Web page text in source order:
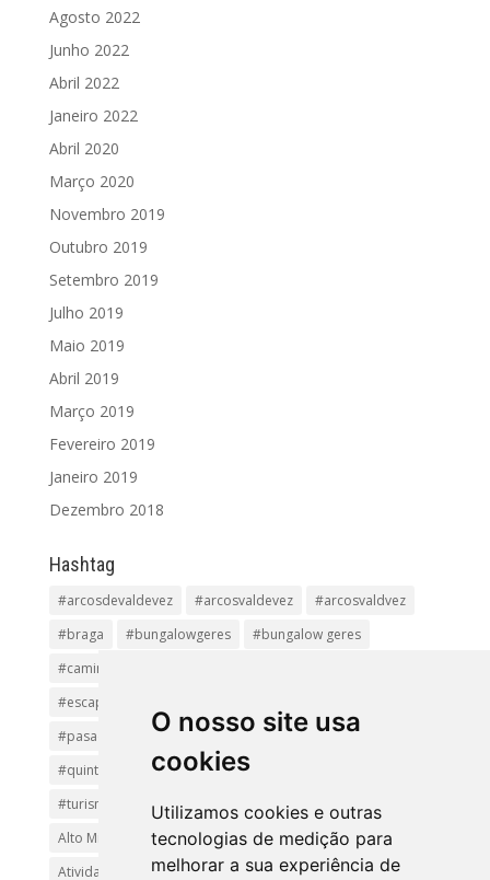
O nosso site usa
cookies
Utilizamos cookies e outras
tecnologias de medição para
melhorar a sua experiência de
Agosto 2022
Junho 2022
Abril 2022
Janeiro 2022
Abril 2020
Março 2020
Novembro 2019
Outubro 2019
Setembro 2019
Julho 2019
Maio 2019
Abril 2019
Março 2019
Fevereiro 2019
Janeiro 2019
Dezembro 2018
Hashtag
#arcosdevaldevez #arcosvaldevez
#arcosvaldvez
#braga
#bungalowgeres
#bungalow geres
#caminhadas
#escapadinha
#pasadiços
#passadiçosdovez
#penedageres
#quintalamosa
#religião
#turismoreligioso
#turismorural
#vianadocastelo
Alto Minho
Arcos de Valdevez.
Arcos Valdevez
Atividades e Passeios
aventura Caminhadas e Passeio